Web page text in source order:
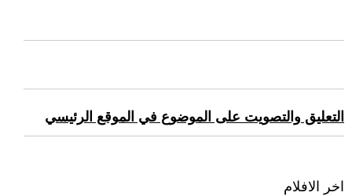
التعليق والتصويت على الموضوع في الموقع الرئيسي
اخر الافلام